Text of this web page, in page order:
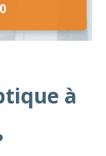
à